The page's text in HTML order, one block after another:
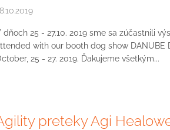
dňoch 25 - 27.10. 2019 sme sa zúčastnili
with our booth dog show DANUBE
25 - 27. 2019. Ďakujeme všetkým...
preteky Agi